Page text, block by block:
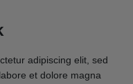
adipiscing elit, sed
et dolore magna